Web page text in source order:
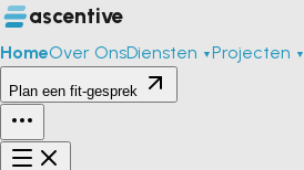
ascentive
HomeOver OnsDiensten ▼Projecten ▼
Plan een fit-gesprek